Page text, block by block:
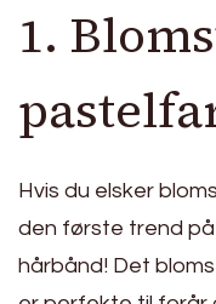
1.
Hvis du elsker
den første trend
hårbånd! Det